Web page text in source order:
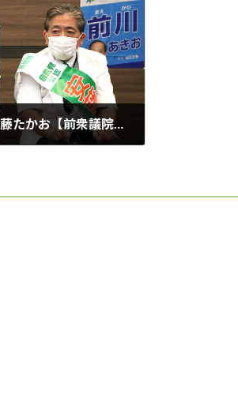
【衆院選東京9区】野田聖子大臣が応援に！|安藤たかお【前衆議院議員/医師/自民党/練馬区】